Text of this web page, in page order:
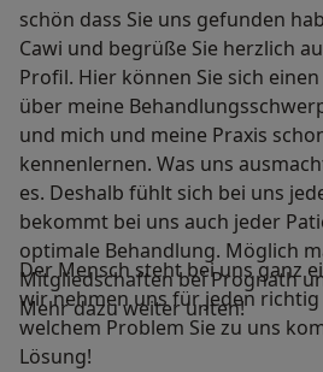
schön dass Sie uns gefunden
Cawi und begrüße Sie herzlich
Profil. Hier können Sie sich
über meine
und mich und meine Praxis
kennenlernen. Was uns
es. Deshalb fühlt sich bei uns
bekommt bei uns auch jeder
optimale Behandlung. Möglich
Mitgliedschaften bei Prognath
Mehr dazu weiter unten!
Der Mensch steht bei uns ganz
wir nehmen uns für jeden richtig
welchem Problem Sie zu uns
Lösung!